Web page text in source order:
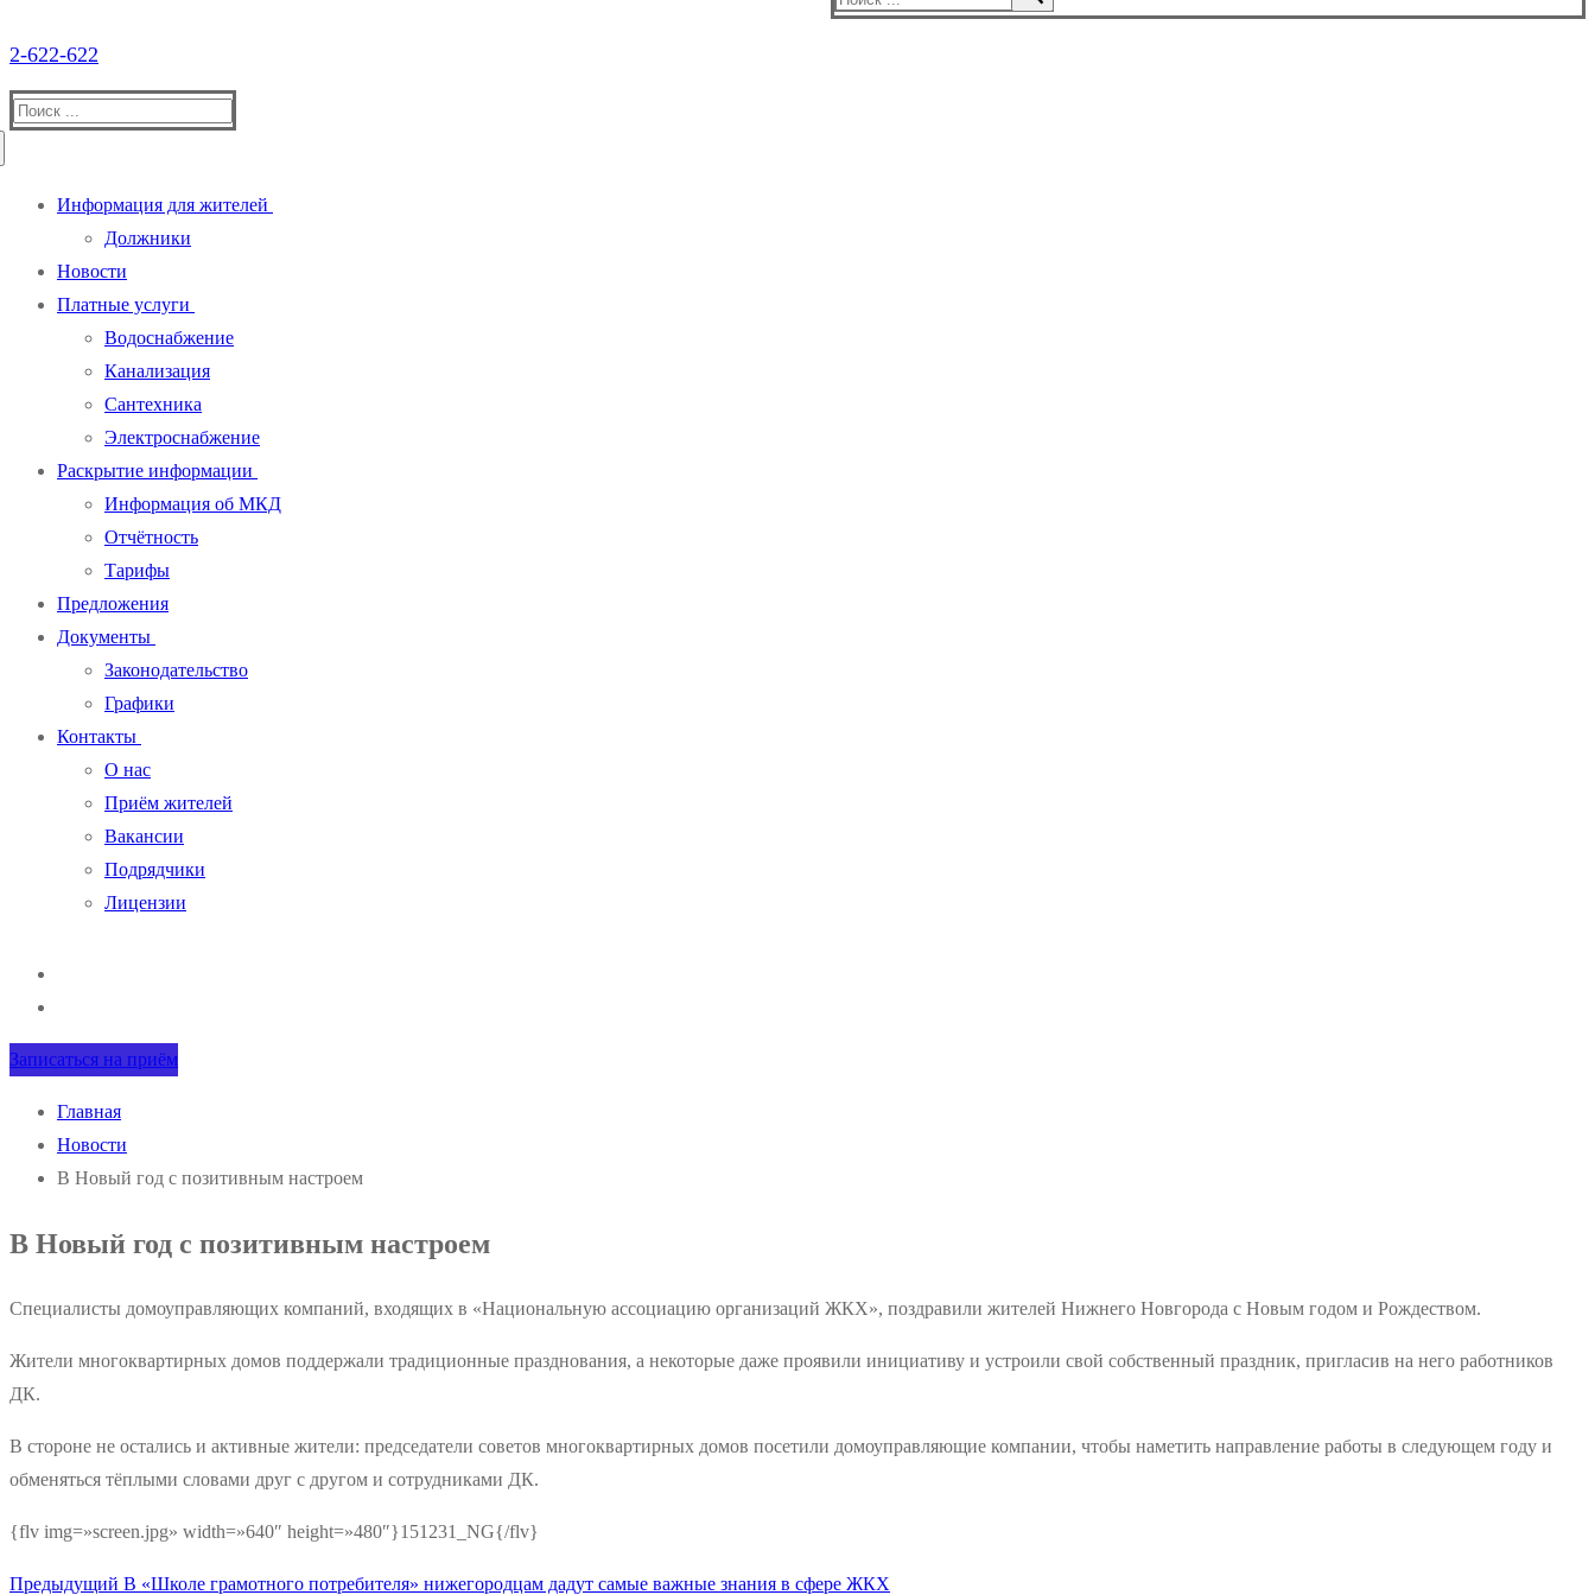
2-622-622
Найти:
Информация для жителей
Должники
Новости
Платные услуги
Водоснабжение
Канализация
Сантехника
Электроснабжение
Раскрытие информации
Информация об МКД
Отчётность
Тарифы
Предложения
Документы
Законодательство
Графики
Контакты
О нас
Приём жителей
Вакансии
Подрядчики
Лицензии
Записаться на приём
Главная
Новости
В Новый год с позитивным настроем
В Новый год с позитивным настроем
Специалисты домоуправляющих компаний, входящих в «Национальную ассоциацию организаций ЖКХ», поздравили жителей Нижнего Новгорода с Новым годом и Рождеством.
Жители многоквартирных домов поддержали традиционные празднования, а некоторые даже проявили инициативу и устроили свой собственный праздник, пригласив на него работников
ДК.
В стороне не остались и активные жители: председатели советов многоквартирных домов посетили домоуправляющие компании, чтобы наметить направление работы в следующем году и
обменяться тёплыми словами друг с другом и сотрудниками ДК.
{flv img=»screen.jpg» width=»640″ height=»480″}151231_NG{/flv}
Предыдущий Предыдущая
В «Школе грамотного потребителя» нижегородцам дадут самые важные знания в сфере ЖКХ